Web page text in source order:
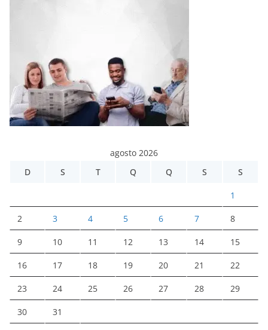
agosto 2026
D
S T Q Q S S
1
2 3 4 5 6 7 8
9 10 11 12 13 14 15
16 17 18 19 20 21 22
23 24 25 26 27 28 29
30 31